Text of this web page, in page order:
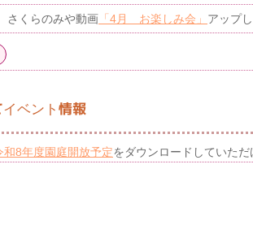
さくらのみや動画 「4月 お楽しみ会」 アップ
ベント情報
和8年度園庭開放予定をダウンロードしていただ